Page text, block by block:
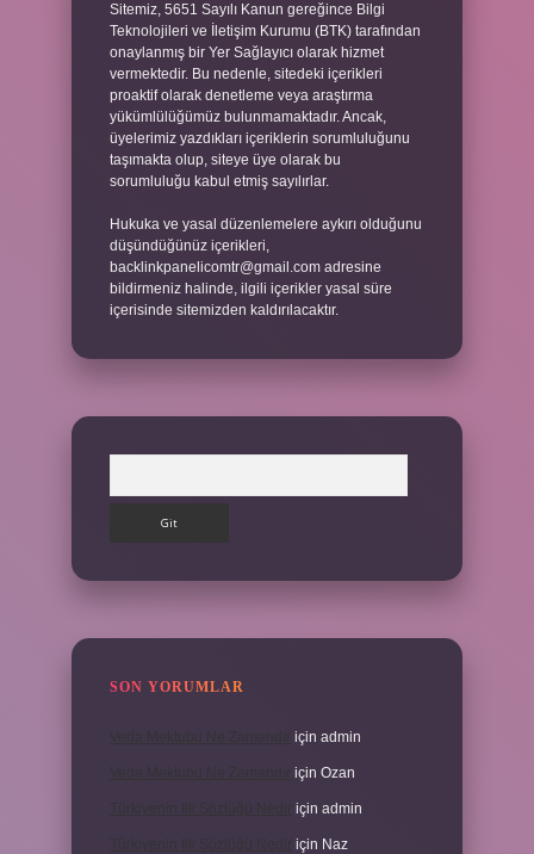
Sitemiz, 5651 Sayılı Kanun gereğince Bilgi
Teknolojileri ve İletişim Kurumu (BTK) tarafından
onaylanmış bir Yer Sağlayıcı olarak hizmet
vermektedir. Bu nedenle, sitedeki içerikleri
proaktif olarak denetleme veya araştırma
yükümlülüğümüz bulunmamaktadır. Ancak,
üyelerimiz yazdıkları içeriklerin sorumluluğunu
taşımakta olup, siteye üye olarak bu
sorumluluğu kabul etmiş sayılırlar.
Hukuka ve yasal düzenlemelere aykırı olduğunu
düşündüğünüz içerikleri,
backlinkpanelicomtr@gmail.com adresine
bildirmeniz halinde, ilgili içerikler yasal süre
içerisinde sitemizden kaldırılacaktır.
SON YORUMLAR
için admin
için Ozan
için admin
için Naz